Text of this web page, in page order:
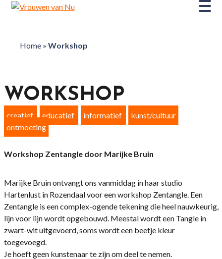
Home» Workshop
WORKSHOP
creatief educatief informatief
kunst/cultuur
ontmoeting
Workshop Zentangle door Marijke Bruin
Marijke Bruin ontvangt ons vanmiddag in haar studio
Hartenlust in Rozendaal voor een workshop Zentangle. Een
Zentangle is een complex-ogende tekening die heel nauwkeurig,
lijn voor lijn wordt opgebouwd. Meestal wordt een Tangle in
zwart-wit uitgevoerd, soms wordt een beetje kleur
toegevoegd.
Je hoeft geen kunstenaar te zijn om deel te nemen.